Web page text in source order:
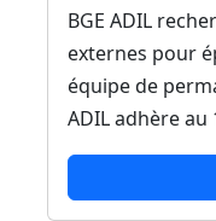
BGE ADIL
externes pour
équipe de
ADIL adhère